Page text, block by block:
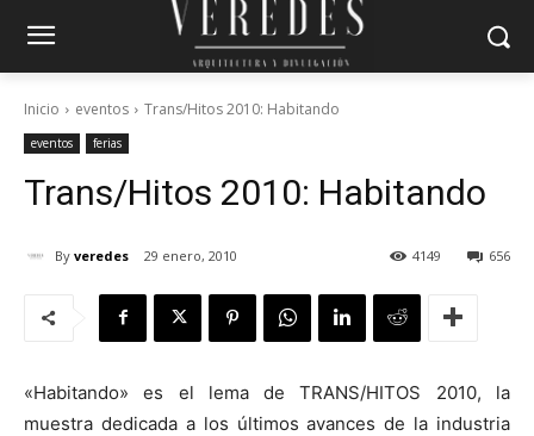
Inicio eventos Trans/Hitos 2010: Habitando
eventos ferias
Trans/Hitos 2010: Habitando
By veredes 29 enero, 2010 656
4149
«Habitando» es el lema de TRANS/HITOS 2010, la
muestra dedicada a los últimos avances de la industria